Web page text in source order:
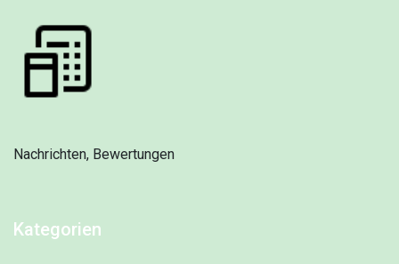
Nachrichten, Bewertungen
Kategorien